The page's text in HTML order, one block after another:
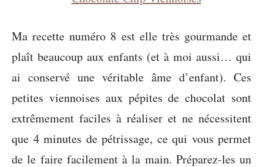
Ma recette numéro 8 est elle très gourmande et
plaît beaucoup aux enfants (et à moi aussi… qui
ai conservé une véritable âme d’enfant). Ces
petites viennoises aux pépites de chocolat sont
extrêmement faciles à réaliser et ne nécessitent
que 4 minutes de pétrissage, ce qui vous permet
de le faire facilement à la main. Préparez-les un